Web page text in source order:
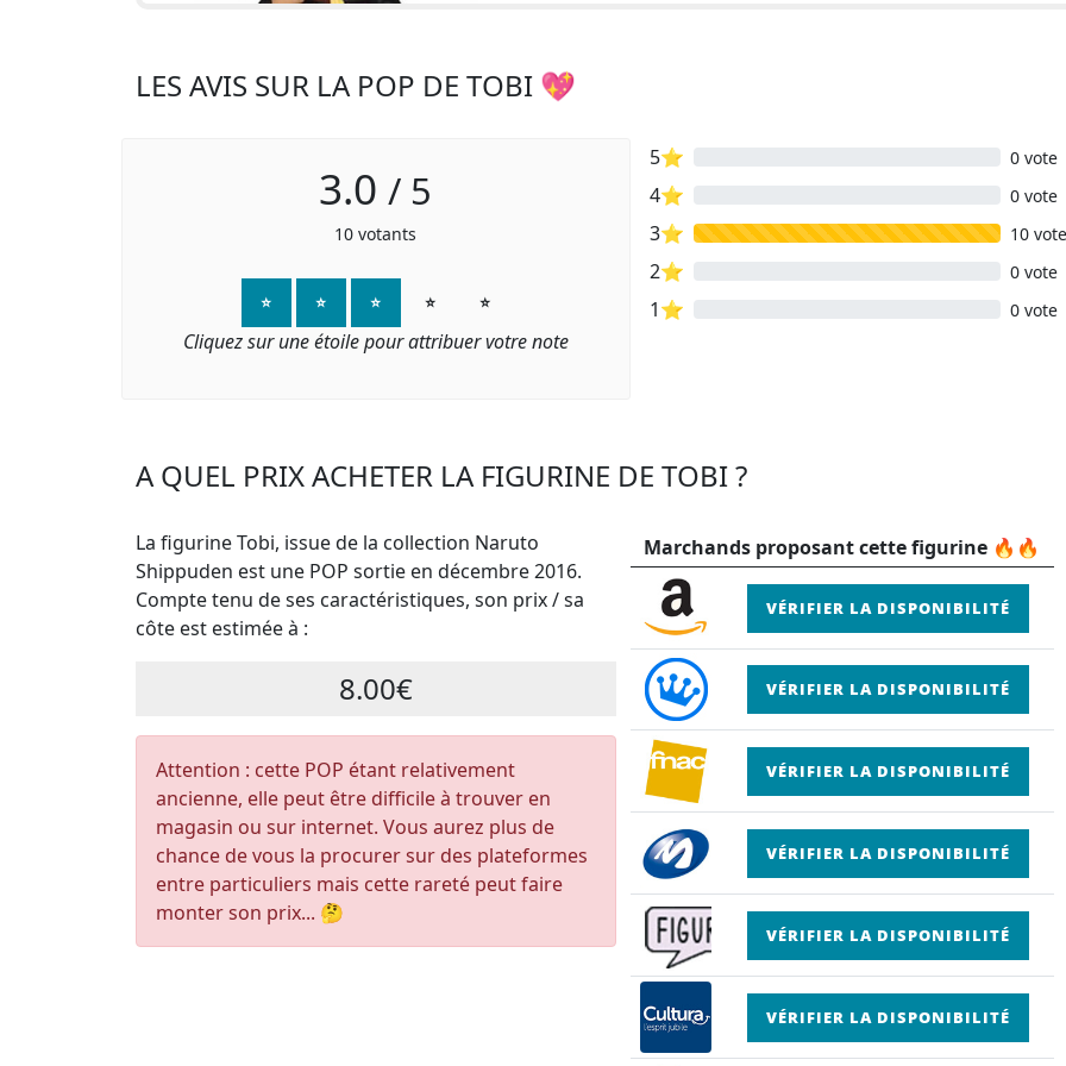
LES AVIS SUR LA POP DE TOBI 💖
3.0 / 5
10 votants
⭐ ⭐ ⭐ ⭐ ⭐
Cliquez sur une étoile pour attribuer votre note
5⭐ 0 vote
4⭐ 0 vote
3⭐ 10
2⭐ 0 vote
1⭐ 0 vote
A QUEL PRIX ACHETER LA FIGURINE DE TOBI ?
La figurine Tobi, issue de la collection Naruto
Shippuden est une POP sortie en décembre 2016.
Compte tenu de ses caractéristiques, son prix / sa
côte est estimée à :
8.00€
Attention : cette POP étant relativement
ancienne, elle peut être difficile à trouver en
magasin ou sur internet. Vous aurez plus de
chance de vous la procurer sur des plateformes
entre particuliers mais cette rareté peut faire
monter son prix... 🤔
Marchands proposant cette figurine 🔥🔥
VÉRIFIER LA DISPONIBILITÉ
VÉRIFIER LA DISPONIBILITÉ
VÉRIFIER LA DISPONIBILITÉ
VÉRIFIER LA DISPONIBILITÉ
VÉRIFIER LA DISPONIBILITÉ
VÉRIFIER LA DISPONIBILITÉ